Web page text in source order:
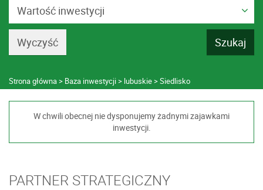
Wartość inwestycji
Strona główna Baza inwestycji lubuskie Siedlisko
W chwili obecnej nie dysponujemy żadnymi zajawkami
inwestycji.
PARTNER STRATEGICZNY